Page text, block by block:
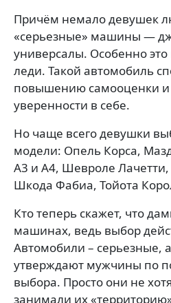
Причём немало девушек
«серьезные» машины —
универсалы. Особенно это
леди. Такой автомобиль
повышению самооценки и
уверенности в себе.
Но чаще всего девушки
модели: Опель Корса,
А3 и А4, Шевроле
Шкода Фабиа, Тойота
Кто теперь скажет, что
машинах, ведь выбор
Автомобили – серьезные,
утверждают мужчины по
выбора. Просто они не
занимали их